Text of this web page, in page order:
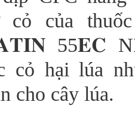
cỏ của
55𝐄𝐂
cỏ hại lúa
cho cây lúa.